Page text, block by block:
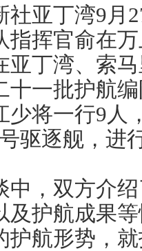
社亚丁湾9月
指挥官俞在
亚丁湾、索
十一批护航
少将一行9人
驱逐舰，进
中，双方介
及护航成果
护航形势，